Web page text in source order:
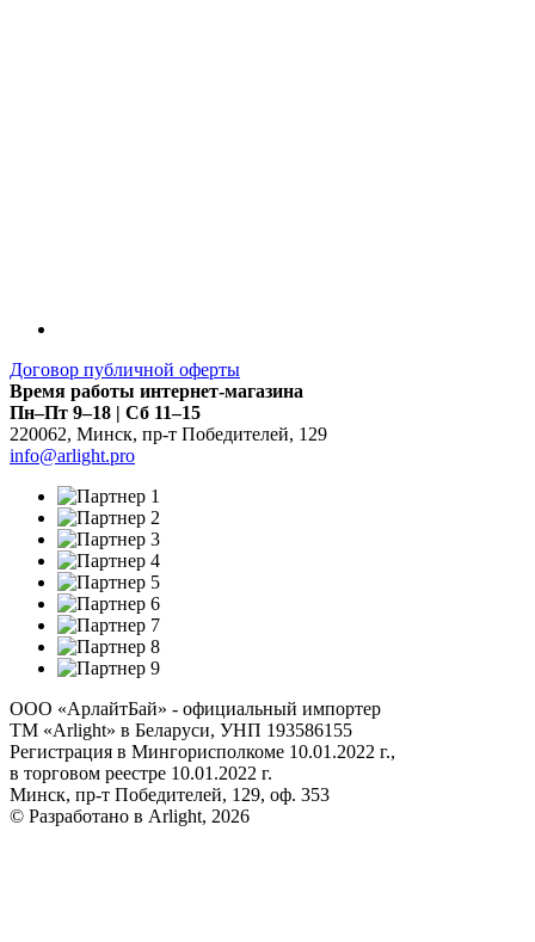
Договор публичной оферты
Время работы интернет-магазина
Пн–Пт 9–18 | Сб 11–15
220062, Минск, пр-т Победителей, 129
info@arlight.pro
ООО «АрлайтБай» - официальный импортер
ТМ «Arlight» в Беларуси, УНП 193586155
Регистрация в Мингорисполкоме 10.01.2022 г.,
в торговом реестре 10.01.2022 г.
Минск, пр-т Победителей, 129, оф. 353
© Разработано в Arlight, 2026